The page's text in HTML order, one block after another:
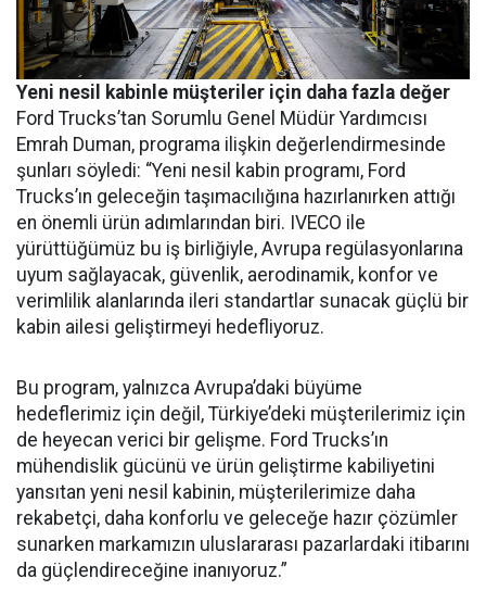
Yeni nesil kabinle müşteriler için daha fazla değer
Ford Trucks’tan Sorumlu Genel Müdür Yardımcısı
Emrah Duman, programa ilişkin değerlendirmesinde
şunları söyledi: “Yeni nesil kabin programı, Ford
Trucks’ın geleceğin taşımacılığına hazırlanırken attığı
en önemli ürün adımlarından biri. IVECO ile
yürüttüğümüz bu iş birliğiyle, Avrupa regülasyonlarına
uyum sağlayacak, güvenlik, aerodinamik, konfor ve
verimlilik alanlarında ileri standartlar sunacak güçlü bir
kabin ailesi geliştirmeyi hedefliyoruz.
Bu program, yalnızca Avrupa’daki büyüme
hedeflerimiz için değil, Türkiye’deki müşterilerimiz için
de heyecan verici bir gelişme. Ford Trucks’ın
mühendislik gücünü ve ürün geliştirme kabiliyetini
yansıtan yeni nesil kabinin, müşterilerimize daha
rekabetçi, daha konforlu ve geleceğe hazır çözümler
sunarken markamızın uluslararası pazarlardaki itibarını
da güçlendireceğine inanıyoruz.”